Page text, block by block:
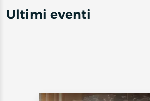
Ultimi eventi